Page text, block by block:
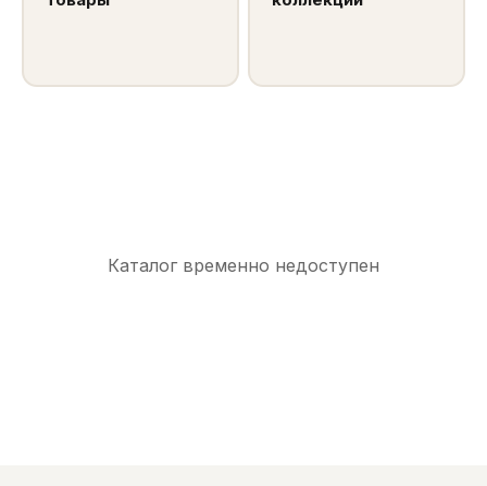
Каталог временно недоступен